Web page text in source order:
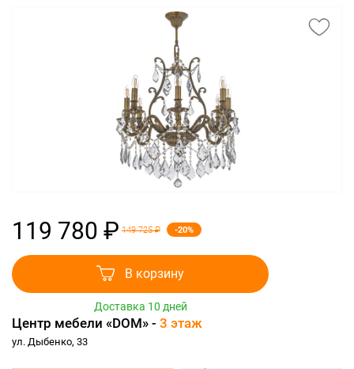
119 780 ₽ 149 725 ₽ -20%
В корзину
Доставка 10 дней
Центр мебели «DOM» - 3 этаж
ул. Дыбенко, 33